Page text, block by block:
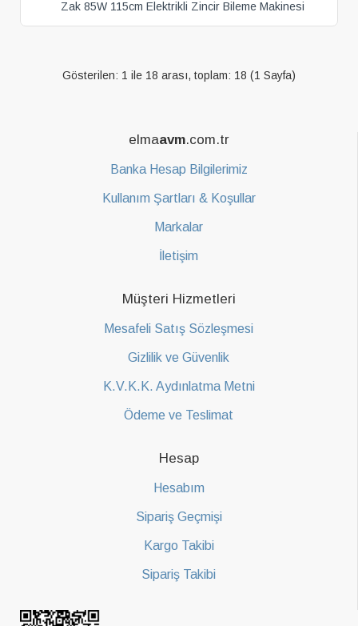
Zak 85W 115cm Elektrikli Zincir Bileme Makinesi
Gösterilen: 1 ile 18 arası, toplam: 18 (1 Sayfa)
elmaavm.com.tr
Banka Hesap Bilgilerimiz
Kullanım Şartları & Koşullar
Markalar
İletişim
Müşteri Hizmetleri
Mesafeli Satış Sözleşmesi
Gizlilik ve Güvenlik
K.V.K.K. Aydınlatma Metni
Ödeme ve Teslimat
Hesap
Hesabım
Sipariş Geçmişi
Kargo Takibi
Sipariş Takibi